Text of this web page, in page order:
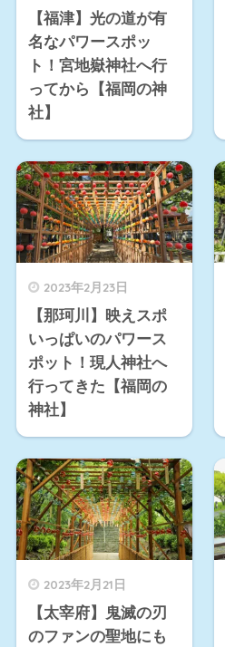
【福津】光の道が有
名なパワースポッ
ト！宮地嶽神社へ行
ってから【福岡の神
社】
2023年2月23日
【那珂川】映えスポ
いっぱいのパワース
ポット！現人神社へ
行ってきた【福岡の
神社】
2023年2月21日
【太宰府】鬼滅の刃
のファンの聖地にも